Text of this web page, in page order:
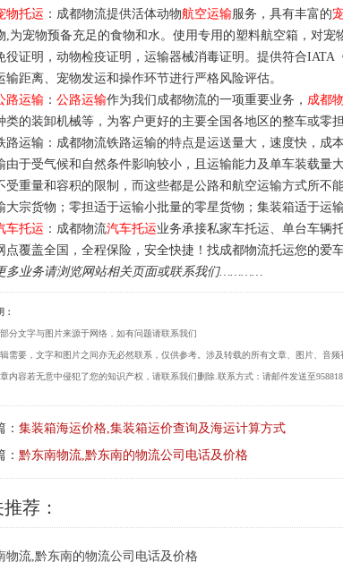
物托运 ：成都物流提供活体动物航空运输服务，具有丰富的
,为宠物预备充足的食物和水。使用专用的塑料航空箱，对
役证明，动物检疫证明，运输器械消毒证明。提供符合
输距离、宠物发运和操作环节进行严格风险评估。
路运输 ： 公路运输作为我们成都物流的一项重要业务， 成都
类的装卸机械等，为客户更好的主要全国各地区的整车或零
输：成都物流铁路运输的特点是运送量大，速度快，成
由于受气候和自然条件影响较小，且运输能力及单车装载
受重量和容积的限制，而这些都是公路和航空运输方式所
大宗货物；零担适于运输小批量的零星货物；集装箱适于运
车托运 ：成都物流汽车托运业务承接私家车托运、单台车辆
点覆盖全国，全程保险，安全快捷！找成都物流托运您的爱
多业务请浏览网站相关页面或联系我们…………
：
分文字与图片来源于网络，如有问题请联系我们
需要，文字和图片之间亦无必然联系，仅供参考。涉及转载的所有文章、图片、音频
内容若无意中侵犯了您的知识产权，请联系我们删除.联系方式：请邮件发送至
： 集装箱海运价格,集装箱运价查询及海运计算方式
： 黔东南物流,黔东南的物流公司电话及价格
荐：
物流,黔东南的物流公司电话及价格